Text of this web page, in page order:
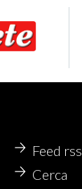
Feed rss
Cerca